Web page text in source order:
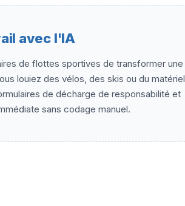
avec l'IA
de flottes sportives de transformer une
louiez des vélos, des skis ou du matériel
de décharge de responsabilité et
sans codage manuel.